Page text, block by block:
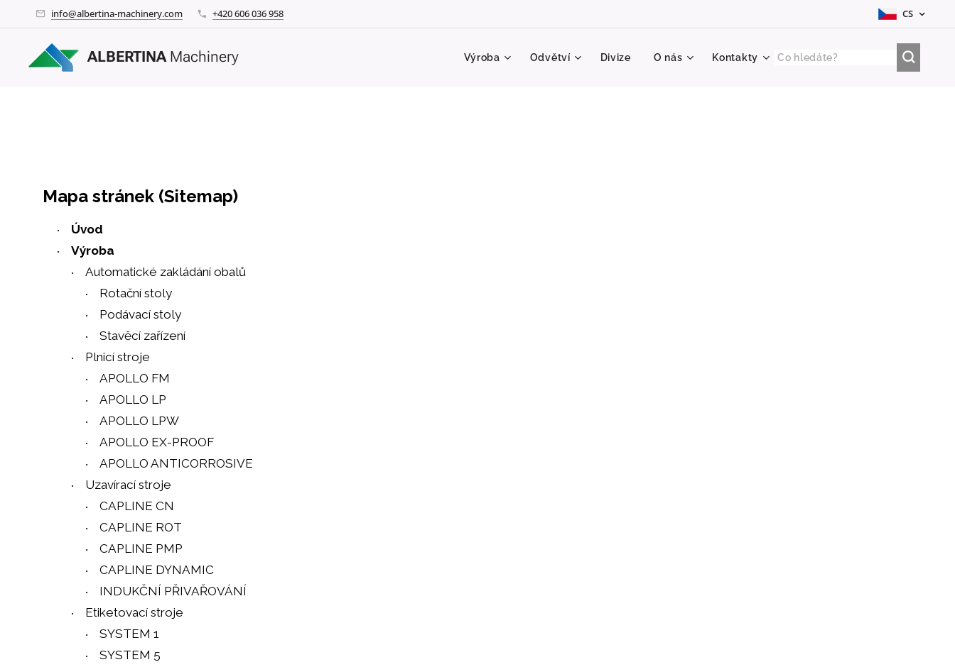
info@albertina-machinery.com +420 606 036 958 CS
ALBERTINA Machinery Výroba Odvětví Divize O nás Kontakty
Mapa stránek (Sitemap)
Úvod
Výroba
Automatické zakládání obalů
Rotační stoly
Podávací stoly
Stavěcí zařízení
Plnicí stroje
APOLLO FM
APOLLO LP
APOLLO LPW
APOLLO EX-PROOF
APOLLO ANTICORROSIVE
Uzavírací stroje
CAPLINE CN
CAPLINE ROT
CAPLINE PMP
CAPLINE DYNAMIC
INDUKČNÍ PŘIVAŘOVÁNÍ
Etiketovací stroje
SYSTEM 1
SYSTEM 5